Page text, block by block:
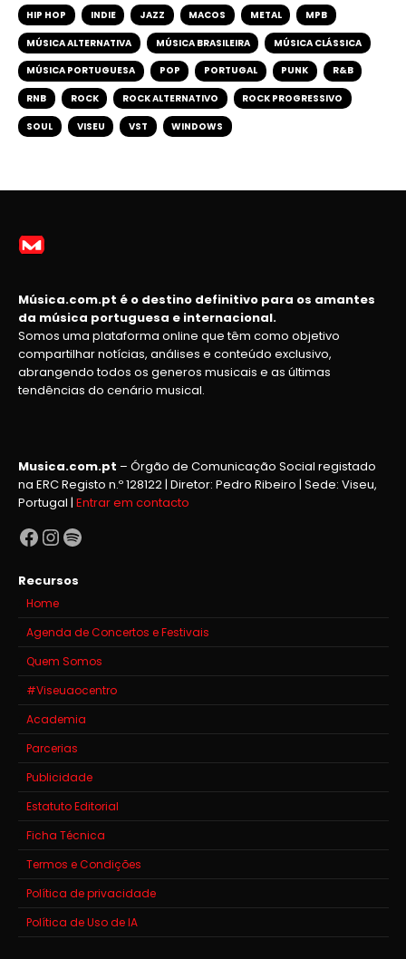
HIP HOP INDIE JAZZ MACOS METAL MPB
MÚSICA ALTERNATIVA MÚSICA BRASILEIRA MÚSICA CLÁSSICA
MÚSICA PORTUGUESA POP PORTUGAL PUNK R&B
RNB ROCK ROCK ALTERNATIVO ROCK PROGRESSIVO
SOUL VISEU VST WINDOWS
Música.com.pt é o destino definitivo para os amantes
da música portuguesa e internacional.
Somos uma plataforma online que têm como objetivo
compartilhar notícias, análises e conteúdo exclusivo,
abrangendo todos os generos musicais e as últimas
tendências do cenário musical.
Musica.com.pt – Órgão de Comunicação Social registado
na ERC Registo n.º 128122 | Diretor: Pedro Ribeiro | Sede: Viseu,
Portugal | Entrar em contacto
Facebook
Instagram
Spotify
Recursos
Home
Agenda de Concertos e Festivais
Quem Somos
#Viseuaocentro
Academia
Parcerias
Publicidade
Estatuto Editorial
Ficha Técnica
Termos e Condições
Política de privacidade
Política de Uso de IA